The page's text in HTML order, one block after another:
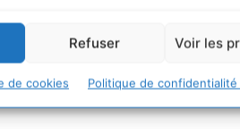
Refuser Voir les
de cookies Politique de confidentialité
du 22 au 29